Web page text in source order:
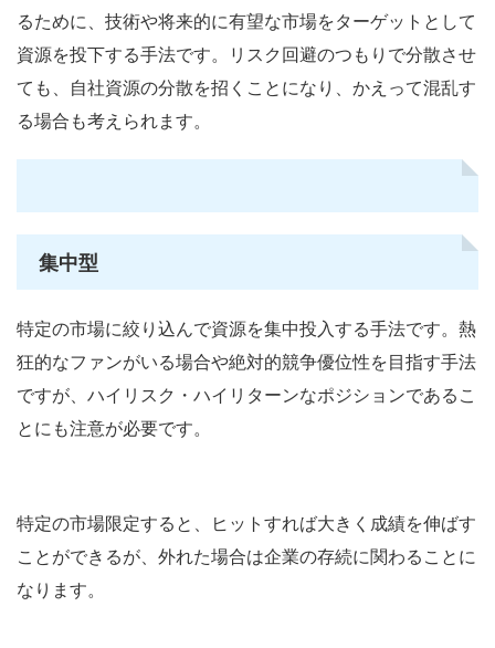
るために、技術や将来的に有望な市場をターゲットとして
資源を投下する手法です。リスク回避のつもりで分散させ
ても、自社資源の分散を招くことになり、かえって混乱す
る場合も考えられます。
集中型
特定の市場に絞り込んで資源を集中投入する手法です。熱
狂的なファンがいる場合や絶対的競争優位性を目指す手法
ですが、ハイリスク・ハイリターンなポジションであるこ
とにも注意が必要です。
特定の市場限定すると、ヒットすれば大きく成績を伸ばす
ことができるが、外れた場合は企業の存続に関わることに
なります。